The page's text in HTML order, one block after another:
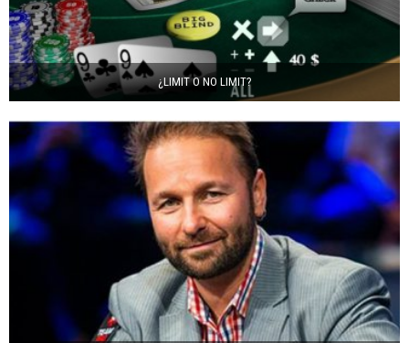
¿LIMIT O NO LIMIT?